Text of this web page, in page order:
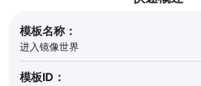
模板名称：
进入镜像世界
模板ID：